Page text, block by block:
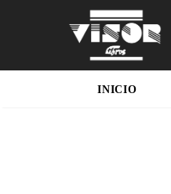
INICIO